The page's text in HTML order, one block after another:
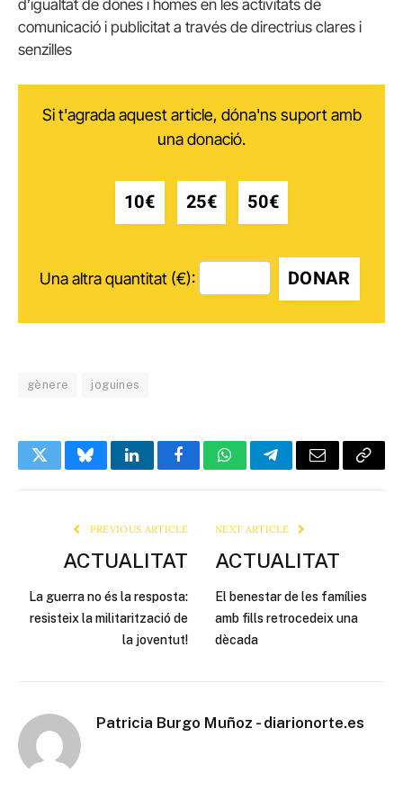
d’igualtat de dones i homes en les activitats de
comunicació i publicitat a través de directrius clares i
senzilles
Si t'agrada aquest article, dóna'ns suport amb
una donació.
10€ 25€ 50€
Una altra quantitat (€): DONAR
gènere joguines
TwitterBlueskyLinkedInFacebookWhatsAppTelegramEmail Copy
PREVIOUS ARTICLE
ACTUALITAT
La guerra no és la resposta:
resisteix la militarització de
la joventut!
NEXT ARTICLE
ACTUALITAT
El benestar de les famílies
amb fills retrocedeix una
dècada
Patricia Burgo Muñoz - diarionorte.es